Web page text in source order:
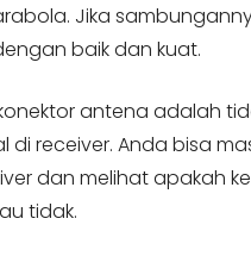
Jika
baik dan kuat.
antena adalah
receiver. Anda bisa
dan melihat apakah
tidak.